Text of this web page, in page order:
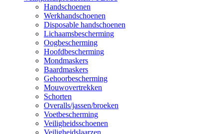
Handschoenen
Werkhandschoenen
Disposable handschoenen
Lichaamsbescherming
Oogbescherming
Hoofdbescherming
Mondmaskers
Baardmaskers
Gehoorbescherming
Mouwovertrekken
Schorten
Overalls/jassen/broeken
Voetbescherming
Veiligheidsschoenen
Veiligheidslaarzen